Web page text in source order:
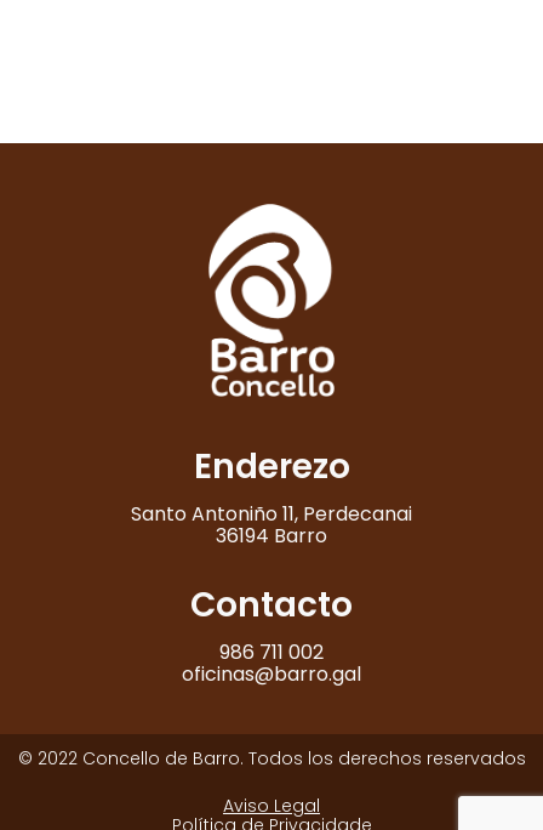
Enderezo
Santo Antoniño 11, Perdecanai
36194 Barro
Contacto
986 711 002
oficinas@barro.gal
© 2022 Concello de Barro. Todos los derechos reservados
Aviso Legal
Política de Privacidade